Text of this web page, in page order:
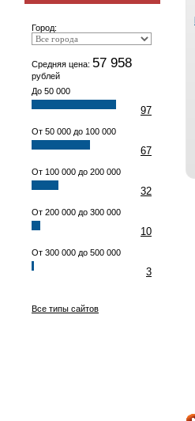
Город:
Средняя цена: 57 958
рублей
До 50 000
97
От 50 000 до 100 000
67
От 100 000 до 200 000
32
От 200 000 до 300 000
10
От 300 000 до 500 000
3
Все типы сайтов